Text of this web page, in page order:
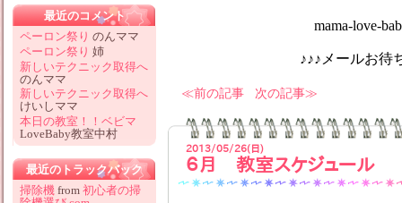
mama-love-
♪♪♪メールお待ちして
前の記事 次の記事
2013/05/26(日)
６月 教室スケジュール
最近のコメント
ペーロン祭り のんママ
ペーロン祭り 姉
新しいテクニック取得へ
のんママ
新しいテクニック取得へ
けいしママ
本日の教室！！ベビマ
LoveBaby教室中村
最近のトラックバック
掃除機 from 初心者の掃